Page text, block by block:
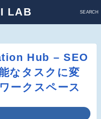
LAB SEARCH
Hub – SEO
なタスクに変
ークスペース